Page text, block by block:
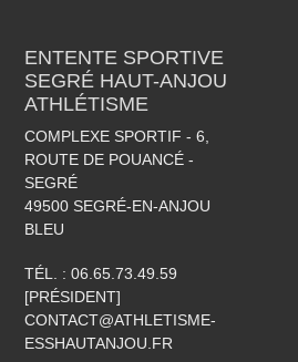
ENTENTE SPORTIVE
SEGRÉ HAUT-ANJOU
ATHLÉTISME
COMPLEXE SPORTIF - 6,
ROUTE DE POUANCÉ -
SEGRÉ
49500 SEGRÉ-EN-ANJOU
BLEU
TÉL. : 06.65.73.49.59
[PRÉSIDENT]
CONTACT@ATHLETISME-
ESSHAUTANJOU.FR